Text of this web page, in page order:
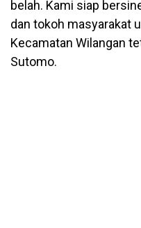
belah. Kami siap
dan tokoh masyarakat
Kecamatan Wilangan
Sutomo.